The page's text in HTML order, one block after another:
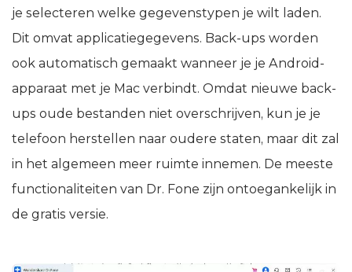
je selecteren welke gegevenstypen je wilt laden.
Dit omvat applicatiegegevens. Back-ups worden
ook automatisch gemaakt wanneer je je Android-
apparaat met je Mac verbindt. Omdat nieuwe back-
ups oude bestanden niet overschrijven, kun je je
telefoon herstellen naar oudere staten, maar dit zal
in het algemeen meer ruimte innemen. De meeste
functionaliteiten van Dr. Fone zijn ontoegankelijk in
de gratis versie.